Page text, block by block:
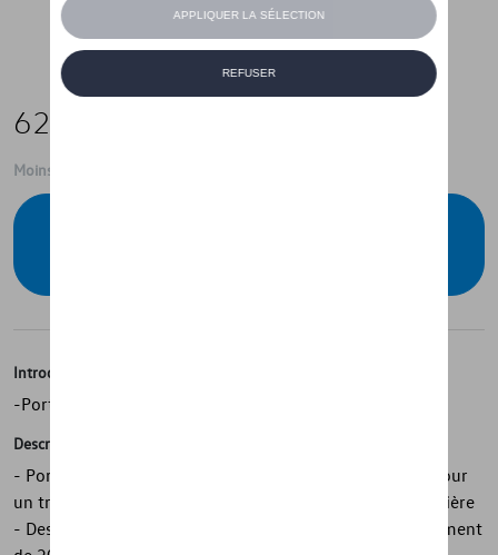
625,00 €
Moins de 5 pcs disponibles.
Introduction
-Porte-vélos d'origine Volkswagen Grand California
Description
- Porte-vélos d'origine Volkswagen Grand California - Pour
un transport peu encombrant de 2 vélos sur la porte arrière
- Design noir pour un look tout-terrain sportif - Espacement